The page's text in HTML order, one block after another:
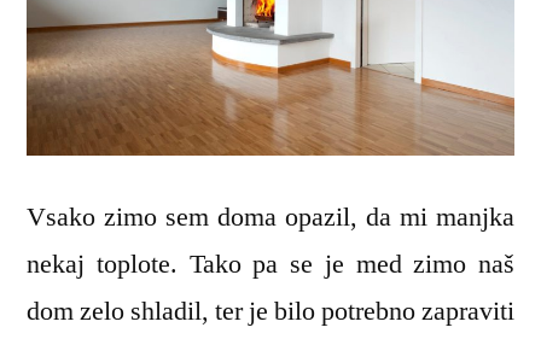
Vsako zimo sem doma opazil, da mi manjka
nekaj toplote. Tako pa se je med zimo naš
dom zelo shladil, ter je bilo potrebno zapraviti